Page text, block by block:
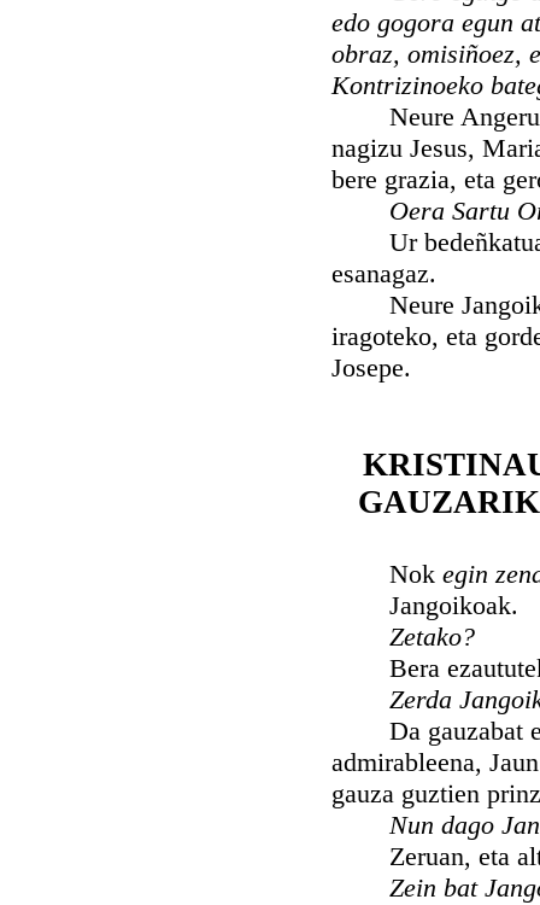
edo gogora egun
obraz, omisiñoez,
Kontrizinoeko
Neure Angeru
nagizu Jesus,
bere grazia, eta
Oera Sartu
Ur bedeñkatua
esanagaz.
Neure
iragoteko, eta
Josepe.
Nok egin
Jangoikoak.
Zetako?
Bera
Zerda
Da gauzabat
admirableena,
gauza guztien
Nun dago
Zeruan, eta
Zein bat